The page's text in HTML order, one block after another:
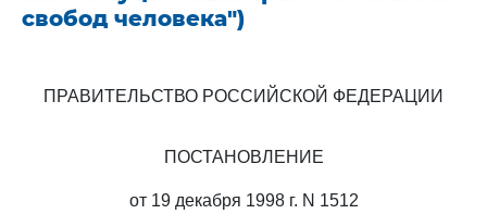
свобод человека")
ПРАВИТЕЛЬСТВО РОССИЙСКОЙ ФЕДЕРАЦИИ
ПОСТАНОВЛЕНИЕ
от 19 декабря 1998 г. N 1512